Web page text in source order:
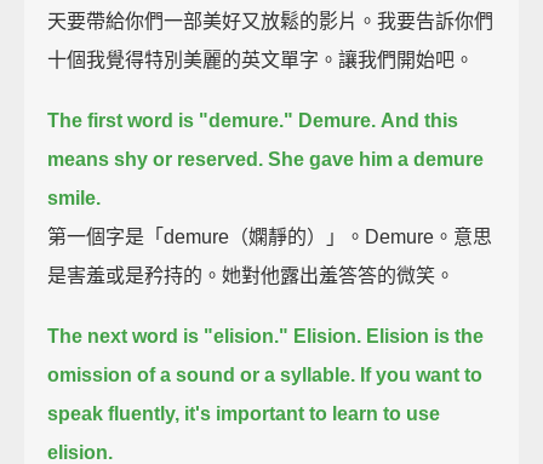
天要帶給你們一部美好又放鬆的影片。我要告訴你們
十個我覺得特別美麗的英文單字。讓我們開始吧。
The first word is "demure." Demure. And this
means shy or reserved. She gave him a demure
smile.
第一個字是「demure（嫻靜的）」。Demure。意思
是害羞或是矜持的。她對他露出羞答答的微笑。
The next word is "elision." Elision. Elision is the
omission of a sound or a syllable. If you want to
speak fluently, it's important to learn to use
elision.